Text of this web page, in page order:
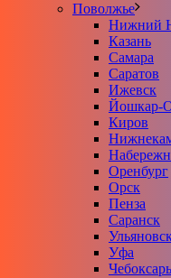
Поволжье
Нижний
Казань
Самара
Саратов
Ижевск
Йошкар-
Киров
Оренбург
Орск
Пенза
Саранск
Уфа